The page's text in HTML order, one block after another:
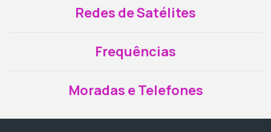
Redes de Satélites
Frequências
Moradas e Telefones